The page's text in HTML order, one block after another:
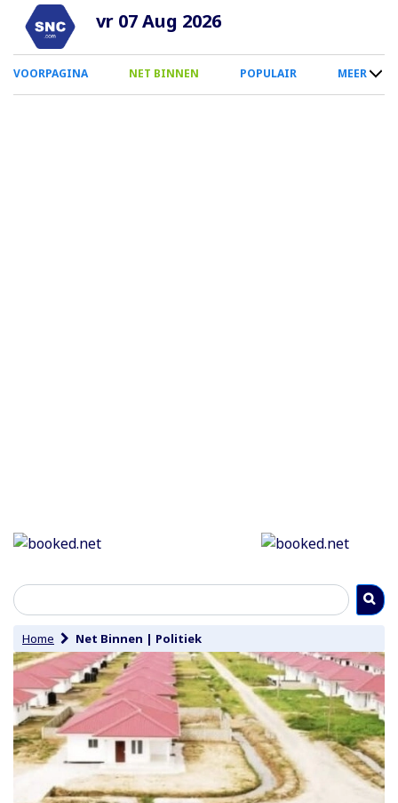
Overslaan
naar
inhoud
vr 07 Aug 2026
0
Smartphone
VOORPAGINA NET BINNEN POPULAIR MEER
Home Net Binnen | Politiek